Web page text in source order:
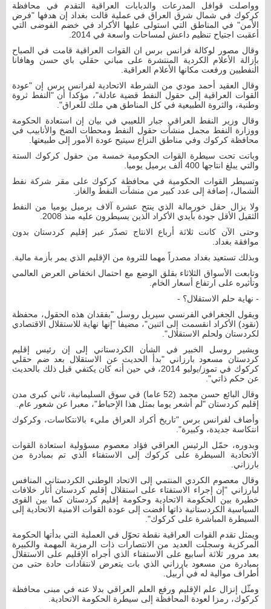
وواصلت قوافل المدرعات والدبابات العراقية التقدم في محافظة
كركوك في شمال شرق العراق في عملية قالت بغداد إن هدفها "فرض
الأمن" في المناطق التي استولى عليها الأكراد في خضم الفوضى التي
أعقبت اجتياح تنظيم داعش لمساحات واسعة في 2014.
وقال مصور لوكالة فرانس برس ان القوات العراقية قامت في الصباح
بإزالة الأعلام الكردية المنتشرة على مباني حقلي باي حسن وهافانا
النفطيين ورفعت مكانها الأعلام العراقية.
وقال العقيد أحمد مودي من الشرطة الاتحادية لفرانس برس إن "عودة
القوات العراقية إلى حقول النفط قضية عادلة"، مؤكدا أن "النفط ثروة
وطنية، والثروة الطبيعية في كل المناطق هي ملك للعراق".
وقال وزير النفط العراقي جبار اللعيبي في بيان إن استعادة الحكومة
ووزارة النفط مجمل منشآت حقول النفط ومحطات الضخ والأنابيب في
محافظة كركوك وفي مناطق النزاع سيتيح عودة الأمور إلى طبيعتها.
وباتت تحت سيطرة القوات الحكومية خمسة من حقول كركوك الستة
والتي يبلغ انتاجها 400 ألف برميل يوميا.
وتسيطر القوات الحكومية في محافظة كركوك على مقر شركة نفط
الشمال، إضافة إلى عدد كبير من منشآت النفط والغاز.
ولا يزال حقل خورمالة الذي ينتح عشرة آلاف برميل يوميا من النفط
الثقيل الأقل جودة بأيدي الأكراد الذين يسيطرون عليه منذ 2008.
وحتى الآن كانت ثلاثة أرباع الانتاج تصدّر عبر إقليم كردستان بدون
موافقة بغداد.
وبذلك تستعيد بغداد مصدراً مهما للثروة من الإقليم الذي يمر بأزمة مالية.
وتابعت الأسواق الثلاثاء بقلق الوضع مع احتمال انخفاض العرض العالمي
وتأثيره على ارتفاع أسعار الخام.
- نهاية حلم الاستقلال؟ -
ويقول الجغرافي الفرنسي سيريل روسل "بفقدان هذه الحقول، محفظة
(نقود) الأكراد انقسمت إلى اثنين"، مضيفا "إنها نهاية للاستقلال الاقتصادي
لكردستان ولحلم الاستقلال".
ويشير روسل الخبير في الشأن الكردستاني إلى إن رئيس إقليم
كردستان مسعود بارزاني "بدأ الحديث عن الاستقلال بعد ضم حقلي
كركوك في تموز/يوليو 2014، في حين أنه كان يكتفي قبل ذلك بالحديث
عن حكم ذاتي".
وقال البائع حسن محمد (52 عاما) في سوق السليمانية، ثاني كبرى مدن
إقليم كردستان "لم أشعر يوما بمثل هذا الإحباط"، معبرا عن شعور عام.
وأضاف لفرانس برس "تاريخ أكراد العراق مليء بالانتكاسات، وكركوك
انتكاسة جديدة، وكبيرة".
وبدوره، حمّل الرئيس العراقي فؤاد معصوم مسؤولية استعادة القوات
الاتحادية السيطرة على كركوك إلى الاستفتاء الذي تم بمبادرة من
بارزاني.
وقال معصوم الكردي المنتمي إلى الاتحاد الوطني الكردستاني المنافس
لبارزاني "إن إجراء الاستفتاء على استقلال إقليم كردستان أثار خلافات
خطيرة بين الحكومة الاتحادية وحكومة إقليم كردستان كما بين القوى
السياسية الكردستانية ذاتها أفضت إلى عودة القوات الامنية الاتحادية إلى
السيطرة المباشرة على كركوك".
ويمثل تقدم القوات العراقية نقطة تحوّل في العملية التي بدأتها الحكومة
المركزية وسجلت العديد من الانتصارات ذات الرمزية المهمة والكبيرة
بعد مرور ثلاثة أسابيع على الاستفتاء الذي أجراه الإقليم على الاستقلال
بمبادرة من مسعود بارزاني الذي بات يتعرض لانتقادات حادة حتى من
أطراف موالية له في أربيل.
ومثّل إنزال علم الإقليم ورفع العلم العراقي بدلا عنه في مبنى محافظة
كركوك، رمزا لعودة المحافظة إلى سيطرة الحكومة الاتحادية.